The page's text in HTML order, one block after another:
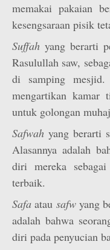
memakai pakaian
kesengsaraan pisik
Suffah yang berarti
Rasulullah saw,
di samping
mengartikan kamar
untuk golongan
Safwah yang berarti
Alasannya adalah
diri mereka
terbaik.
Safa atau safw yang
adalah bahwa
diri pada penyucian